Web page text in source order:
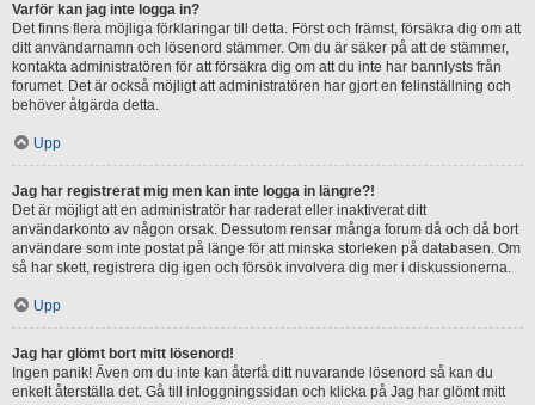
Varför kan jag inte logga in?
Det finns flera möjliga förklaringar till detta. Först och främst, försäkra dig om att
ditt användarnamn och lösenord stämmer. Om du är säker på att de stämmer,
kontakta administratören för att försäkra dig om att du inte har bannlysts från
forumet. Det är också möjligt att administratören har gjort en felinställning och
behöver åtgärda detta.
Upp
Jag har registrerat mig men kan inte logga in längre?!
Det är möjligt att en administratör har raderat eller inaktiverat ditt
användarkonto av någon orsak. Dessutom rensar många forum då och då bort
användare som inte postat på länge för att minska storleken på databasen. Om
så har skett, registrera dig igen och försök involvera dig mer i diskussionerna.
Upp
Jag har glömt bort mitt lösenord!
Ingen panik! Även om du inte kan återfå ditt nuvarande lösenord så kan du
enkelt återställa det. Gå till inloggningssidan och klicka på Jag har glömt mitt